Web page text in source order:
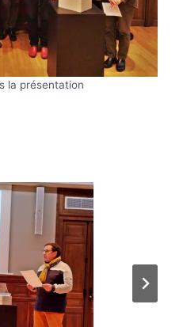
la présentation